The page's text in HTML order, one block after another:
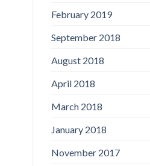
February 2019
September 2018
August 2018
April 2018
March 2018
January 2018
November 2017